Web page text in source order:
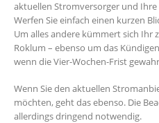
aktuellen Stromversorger und
Werfen Sie einfach einen kurzen
Um alles andere kümmert sich Ihr
Roklum – ebenso um das
wenn die Vier-Wochen-Frist
Wenn Sie den aktuellen
möchten, geht das ebenso. Die
allerdings dringend notwendig.